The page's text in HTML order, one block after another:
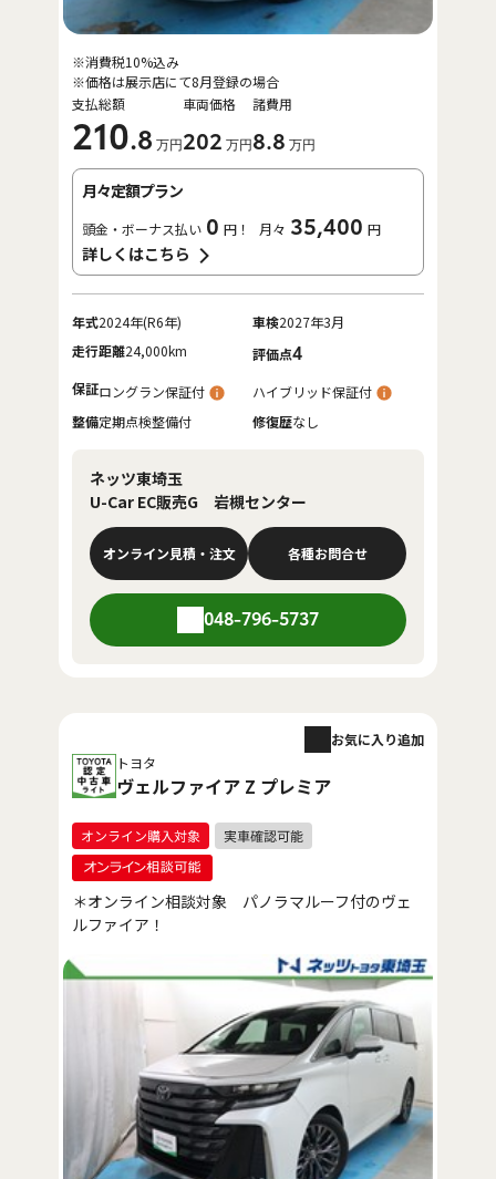
支払総額
210.8 万円
車両価格
202 万円
諸費用
8.8 万円
※消費税10%込み
※価格は展示店にて8月登録の場合
月々定額プラン
頭金・ボーナス払い 0 円！ 月々 35,400 円
詳しくはこちら
年式2024年(R6年) 車検2027年3月
走行距離24,000km 評価点4
保証ロングラン保証付
ハイブリッド保証付
整備定期点検整備付 修復歴なし
ネッツ東埼玉
U-Car EC販売G 岩槻センター
オンライン見積・注文 各種お問合せ
048-796-5737
トヨタ
ヴェルファイア Z プレミア
お気に入り追加
＊オンライン相談対象 パノラマルーフ付のヴェ
ルファイア！